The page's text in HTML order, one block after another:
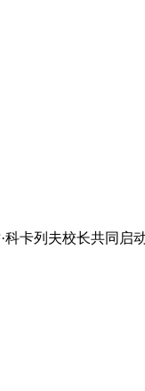
卡列夫校长共同启